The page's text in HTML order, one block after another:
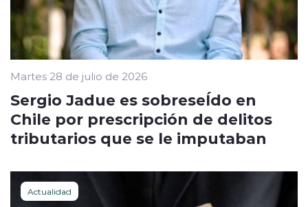
Martes 28 de julio de 2026
Sergio Jadue es sobreseÍdo en
Chile por prescripción de delitos
tributarios que se le imputaban
Actualidad